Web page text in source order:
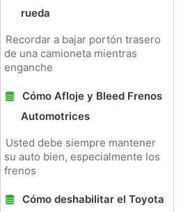
rueda
Recordar a bajar portón trasero
de una camioneta mientras
enganche
Cómo Afloje y Bleed Frenos
Automotrices
Usted debe siempre mantener
su auto bien, especialmente los
frenos
Cómo deshabilitar el Toyota